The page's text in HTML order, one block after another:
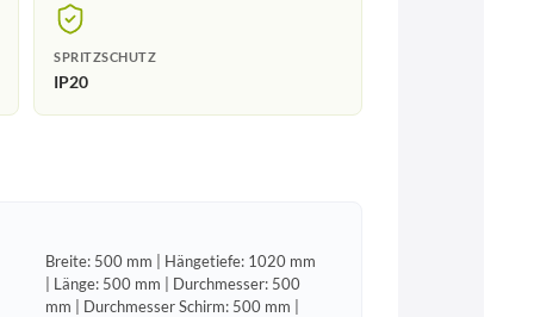
SPRITZSCHUTZ
IP20
Breite: 500 mm | Hängetiefe: 1020 mm
| Länge: 500 mm | Durchmesser: 500
mm | Durchmesser Schirm: 500 mm |